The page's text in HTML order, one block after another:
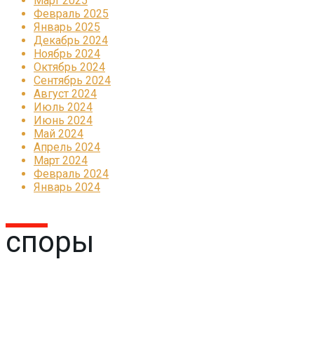
Февраль 2025
Январь 2025
Декабрь 2024
Ноябрь 2024
Октябрь 2024
Сентябрь 2024
Август 2024
Июль 2024
Июнь 2024
Май 2024
Апрель 2024
Март 2024
Февраль 2024
Январь 2024
споры